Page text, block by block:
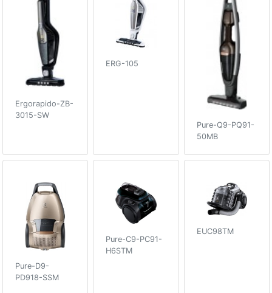
Ergorapido-ZB-
3015-SW
ERG-105
Pure-Q9-PQ91-
50MB
Pure-D9-
PD918-SSM
Pure-C9-PC91-
H6STM
EUC98TM